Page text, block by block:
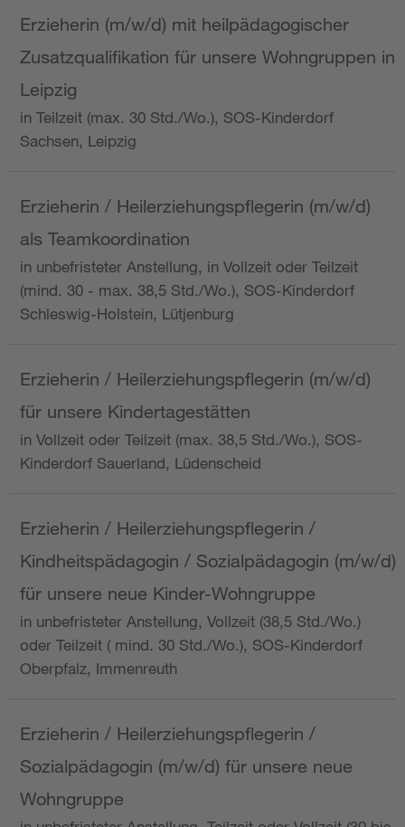
Erzieherin (m/w/d) mit heilpädagogischer
Zusatzqualifikation für unsere Wohngruppen in
Leipzig
in Teilzeit (max. 30 Std./Wo.), SOS-Kinderdorf
Sachsen, Leipzig
Erzieherin / Heilerziehungspflegerin (m/w/d)
als Teamkoordination
in unbefristeter Anstellung, in Vollzeit oder Teilzeit
(mind. 30 - max. 38,5 Std./Wo.), SOS-Kinderdorf
Schleswig-Holstein, Lütjenburg
Erzieherin / Heilerziehungspflegerin (m/w/d)
für unsere Kindertagestätten
in Vollzeit oder Teilzeit (max. 38,5 Std./Wo.), SOS-
Kinderdorf Sauerland, Lüdenscheid
Erzieherin / Heilerziehungspflegerin /
Kindheitspädagogin / Sozialpädagogin (m/w/d)
für unsere neue Kinder-Wohngruppe
in unbefristeter Anstellung, Vollzeit (38,5 Std./Wo.)
oder Teilzeit ( mind. 30 Std./Wo.), SOS-Kinderdorf
Oberpfalz, Immenreuth
Erzieherin / Heilerziehungspflegerin /
Sozialpädagogin (m/w/d) für unsere neue
Wohngruppe